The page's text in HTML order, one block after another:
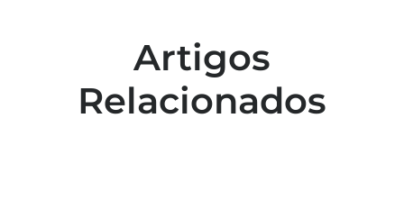
Artigos
Relacionados